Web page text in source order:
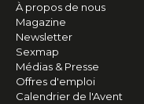
À propos de nous
Magazine
Newsletter
Sexmap
Médias & Presse
Offres d'emploi
Calendrier de l'Avent